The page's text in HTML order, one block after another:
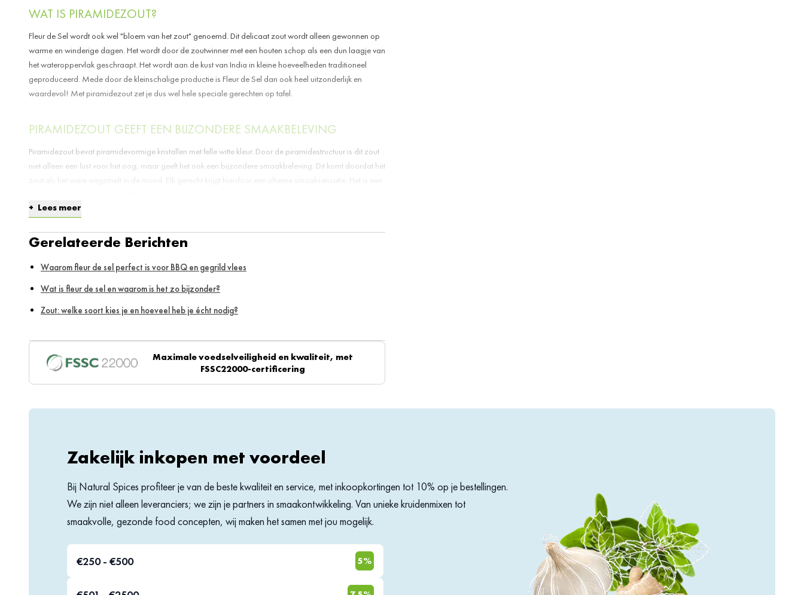
WAT IS PIRAMIDEZOUT?
Fleur de Sel wordt ook wel "bloem van het zout" genoemd. Dit delicaat zout wordt alleen gewonnen op
warme en winderige dagen. Het wordt door de zoutwinner met een houten schop als een dun laagje van
het wateroppervlak geschraapt. Het wordt aan de kust van India in kleine hoeveelheden traditioneel
geproduceerd. Mede door de kleinschalige productie is Fleur de Sel dan ook heel uitzonderlijk en
waardevol! Met piramidezout zet je dus wel hele speciale gerechten op tafel.
PIRAMIDEZOUT GEEFT EEN BIJZONDERE SMAAKBELEVING
Piramidezout bevat piramidevormige kristallen met felle witte kleur. Door de piramidestructuur is dit zout
niet alleen een lust voor het oog, maar geeft het ook een bijzondere smaakbeleving. Dit komt doordat het
zout als het ware wegsmelt in de mond. Elk gerecht krijgt hierdoor een ultieme smaaksensatie. Het is een
HOE GEBRUIK JE PIRAMIDEZOUT?
strooit. Je kunt het bijvoorbeeld gebruiken voor een heerlijk stukje vlees of vis (lees meer in onze
Ook pasta’s en salades krijgen door piramidezout een heerlijke smaakboost. Onze ambassadeur
London Loy (bekende TV-Chef) maakt overigens ook maar al te graag gebruik van piramidezout
BESTEL PIRAMIDEZOUT BIJ NATURAL SPICES
formaat? Neem dan contact op met onzeklantenservice.
Lees meer
Gerelateerde Berichten
Waarom fleur de sel perfect is voor BBQ en gegrild vlees
Wat is fleur de sel en waarom is het zo bijzonder?
Zout: welke soort kies je en hoeveel heb je écht nodig?
Maximale voedselveiligheid en kwaliteit, met
FSSC22000-certificering
Zakelijk inkopen met voordeel
Bij Natural Spices profiteer je van de beste kwaliteit en service, met inkoopkortingen tot 10% op je bestellingen.
We zijn niet alleen leveranciers; we zijn je partners in smaakontwikkeling. Van unieke kruidenmixen tot
smaakvolle, gezonde food concepten, wij maken het samen met jou mogelijk.
€250 - €500 5%